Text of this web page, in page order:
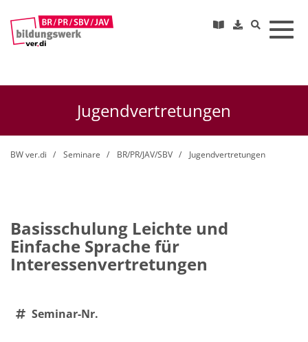
Jugendvertretungen
BW ver.di Seminare BR/PR/JAV/SBV Jugendvertretungen
Basisschulung Leichte und
Einfache Sprache für
Interessenvertretungen
Seminar-Nr.